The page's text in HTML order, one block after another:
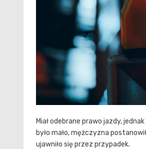
Miał odebrane prawo jazdy,
było mało, mężczyzna
ujawniło się przez przypadek.